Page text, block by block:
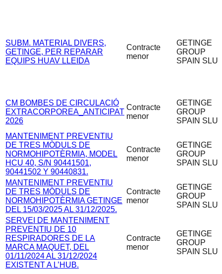
SUBM. MATERIAL DIVERS,
GETINGE, PER REPARAR
EQUIPS HUAV LLEIDA
Contracte
menor
GETINGE
GROUP
SPAIN SLU
CM BOMBES DE CIRCULACIÓ
EXTRACORPOREA_ANTICIPAT
2026
Contracte
menor
GETINGE
GROUP
SPAIN SLU
MANTENIMENT PREVENTIU
DE TRES MÒDULS DE
NORMOHIPOTÈRMIA, MODEL
HCU 40, S/N 90441501,
90441502 Y 90440831.
Contracte
menor
GETINGE
GROUP
SPAIN SLU
MANTENIMENT PREVENTIU
DE TRES MÒDULS DE
NORMOHIPOTÈRMIA GETINGE
DEL 15/03/2025 AL 31/12/2025.
Contracte
menor
GETINGE
GROUP
SPAIN SLU
SERVEI DE MANTENIMENT
PREVENTIU DE 10
RESPIRADORES DE LA
MARCA MAQUET, DEL
01/11/2024 AL 31/12/2024
EXISTENT A L’HUB.
Contracte
menor
GETINGE
GROUP
SPAIN SLU